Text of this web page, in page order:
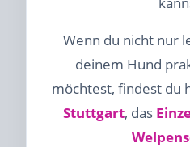
Wenn du nicht nur
deinem Hund
möchtest, findest du
Stuttgart, das